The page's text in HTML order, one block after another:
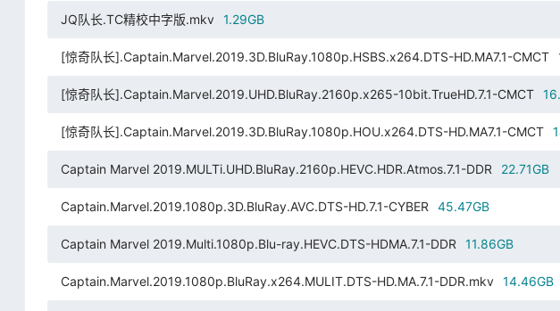
JQ队长.TC精校中字版.mkv 1.29GB
[惊奇队长].Captain.Marvel.2019.3D.BluRay.1080p.HSBS.x264.DTS-HD.MA7.1-CMCT
[惊奇队长].Captain.Marvel.2019.UHD.BluRay.2160p.x265-10bit.TrueHD.7.1-CMCT
[惊奇队长].Captain.Marvel.2019.3D.BluRay.1080p.HOU.x264.DTS-HD.MA7.1-CMCT
Captain Marvel 2019.MULTi.UHD.BluRay.2160p.HEVC.HDR.Atmos.7.1-DDR 22.71GB
Captain.Marvel.2019.1080p.3D.BluRay.AVC.DTS-HD.7.1-CYBER 45.47GB
Captain Marvel 2019.Multi.1080p.Blu-ray.HEVC.DTS-HDMA.7.1-DDR 11.86GB
Captain.Marvel.2019.1080p.BluRay.x264.MULIT.DTS-HD.MA.7.1-DDR.mkv 14.46GB